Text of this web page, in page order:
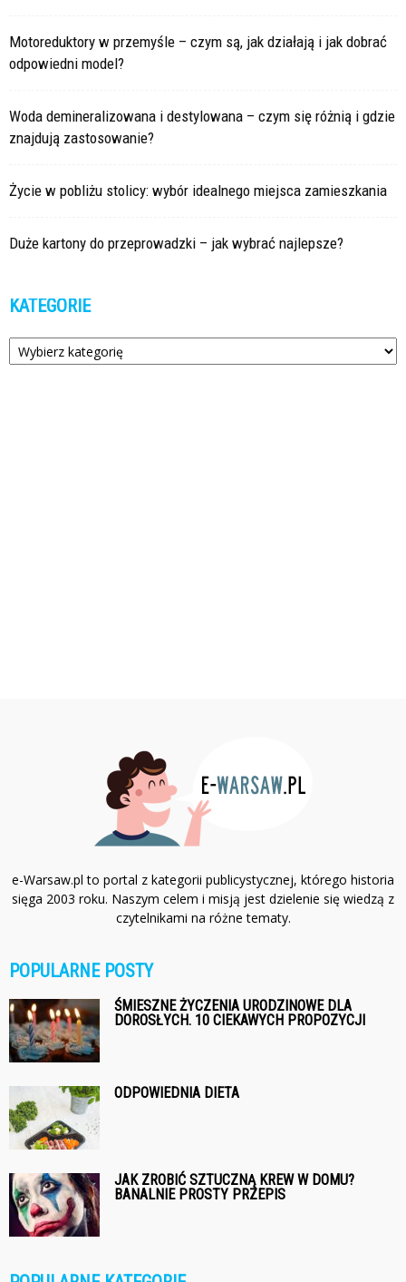
Motoreduktory w przemyśle – czym są, jak działają i jak dobrać
odpowiedni model?
Woda demineralizowana i destylowana – czym się różnią i gdzie
znajdują zastosowanie?
Życie w pobliżu stolicy: wybór idealnego miejsca zamieszkania
Duże kartony do przeprowadzki – jak wybrać najlepsze?
KATEGORIE
Kategorie
e-Warsaw.pl to portal z kategorii publicystycznej, którego historia
sięga 2003 roku. Naszym celem i misją jest dzielenie się wiedzą z
czytelnikami na różne tematy.
POPULARNE POSTY
ŚMIESZNE ŻYCZENIA URODZINOWE DLA
DOROSŁYCH. 10 CIEKAWYCH PROPOZYCJI
ODPOWIEDNIA DIETA
JAK ZROBIĆ SZTUCZNĄ KREW W DOMU?
BANALNIE PROSTY PRZEPIS